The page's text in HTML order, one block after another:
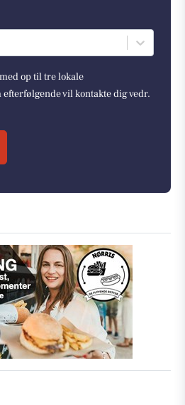
op til tre lokale
vil kontakte dig vedr.